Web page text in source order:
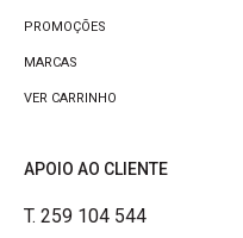
PROMOÇÕES
MARCAS
VER CARRINHO
APOIO AO CLIENTE
T. 259 104 544